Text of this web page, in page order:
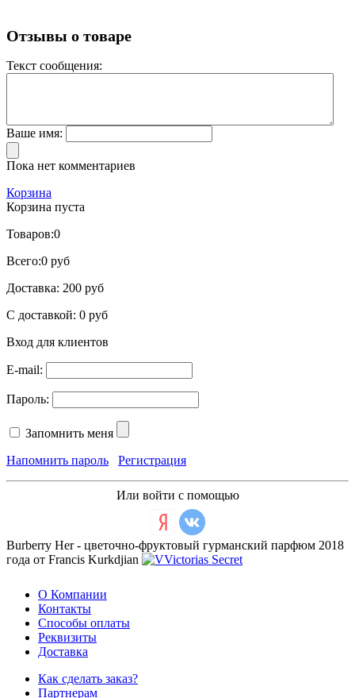
Отзывы о товаре
Текст сообщения:
Ваше имя:
Пока нет комментариев
Корзина
Корзина пуста
Товаров:0
Всего:0 руб
Доставка: 200 руб
С доставкой: 0 руб
Вход для клиентов
E-mail:
Пароль:
Запомнить меня
Напомнить пароль
Регистрация
Или войти с помощью
Burberry Her - цветочно-фруктовый гурманский парфюм 2018
года от Francis Kurkdjian
О Компании
Контакты
Способы оплаты
Реквизиты
Доставка
Как сделать заказ?
Партнерам